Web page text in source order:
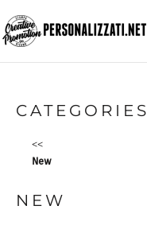
CATEGORIES
<<
New
NEW